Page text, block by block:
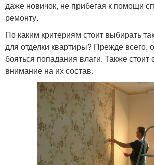
даже новичок, не прибегая к помощи
ремонту.
По каким критериям стоит выбирать
для отделки квартиры? Прежде всего,
бояться попадания влаги. Также стоит
внимание на их состав.